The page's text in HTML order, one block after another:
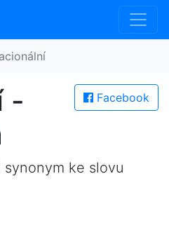
Facebook
-
ke slovu